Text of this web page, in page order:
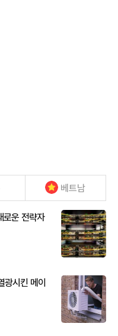
베트남
로운 전략자
광시킨 메이